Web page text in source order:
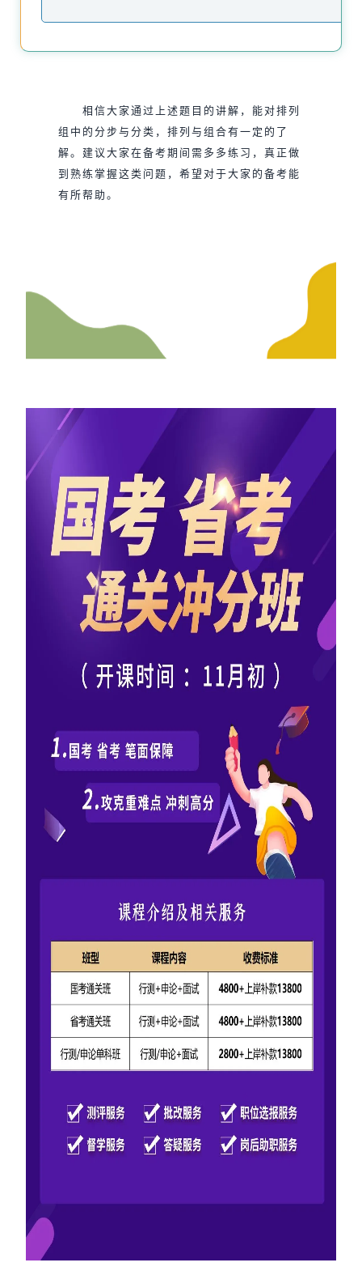
相信大家通过上述题目的讲解，能对排列
组中的分步与分类，排列与组合有一定的了
解。建议大家在备考期间需多多练习，真正做
到熟练掌握这类问题，希望对于大家的备考能
有所帮助。